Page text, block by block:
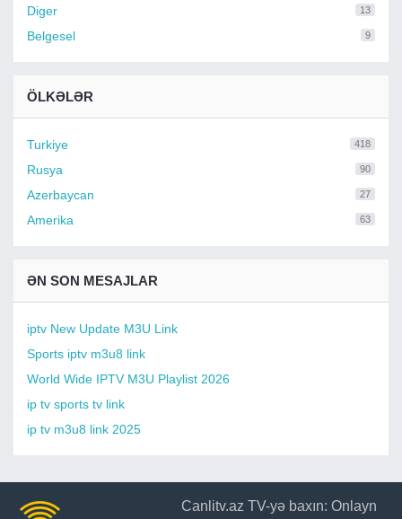
Diger 13
Belgesel 9
ÖLKƏLƏR
Turkiye 418
Rusya 90
Azerbaycan 27
Amerika 63
ƏN SON MESAJLAR
iptv New Update M3U Link
Sports iptv m3u8 link
World Wide IPTV M3U Playlist 2026
ip tv sports tv link
ip tv m3u8 link 2025
Canlitv.az TV-yə baxın: Onlayn